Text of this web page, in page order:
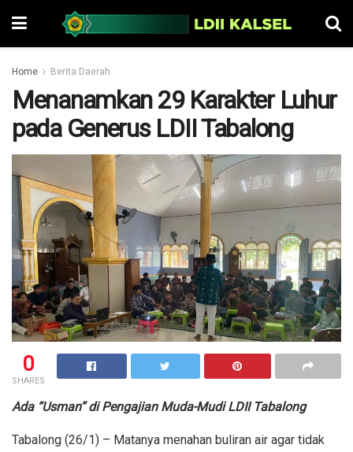
Home Berita Daerah
Menanamkan 29 Karakter Luhur
pada Generus LDII Tabalong
0
SHARES
Ada “Usman” di Pengajian Muda-Mudi LDII Tabalong
Tabalong (26/1) – Matanya menahan buliran air agar tidak